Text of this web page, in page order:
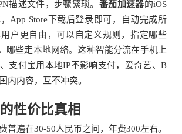
描述文件，步骤繁琐。 番茄加速器的iOS
App Store下载后登录即可，自动完成所
户更自由，可以自定义规则，指定哪些
哪些走本地网络。这种智能分流在手机上
支付宝用本地IP不影响支付，爱奇艺、B
内内容，互不冲突。
性价比真相
普遍在30-50人民币之间，年费300左右。